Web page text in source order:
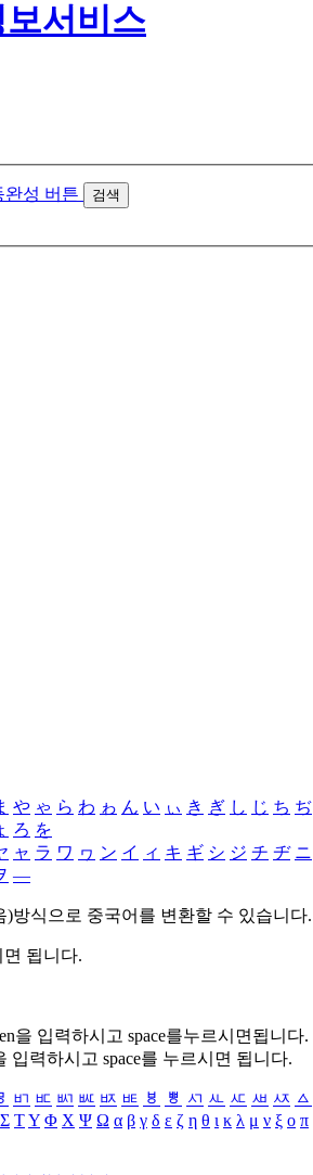
검색
や ゃ ら わ ゎ ん い ぃ き ぎ し じ ち ぢ
ろ を
ャ ラ ワ ヮ ン イ ィ キ ギ シ ジ チ ヂ ニ
―
)방식으로 중국어를 변환할 수 있습니다.
됩니다.
을 입력하시고 space를누르시면됩니다.
입력하시고 space를 누르시면 됩니다.
ㅲ ㅳ ㅴ ㅵ ㅶ ㅷ ㅸ ㅹ ㅺ ㅻ ㅼ ㅽ ㅾ ㅿ
Σ ΤΥ Φ Χ Ψ Ω α β γ δ ε ζ η θ ι κ λ μ ν ξ ο π